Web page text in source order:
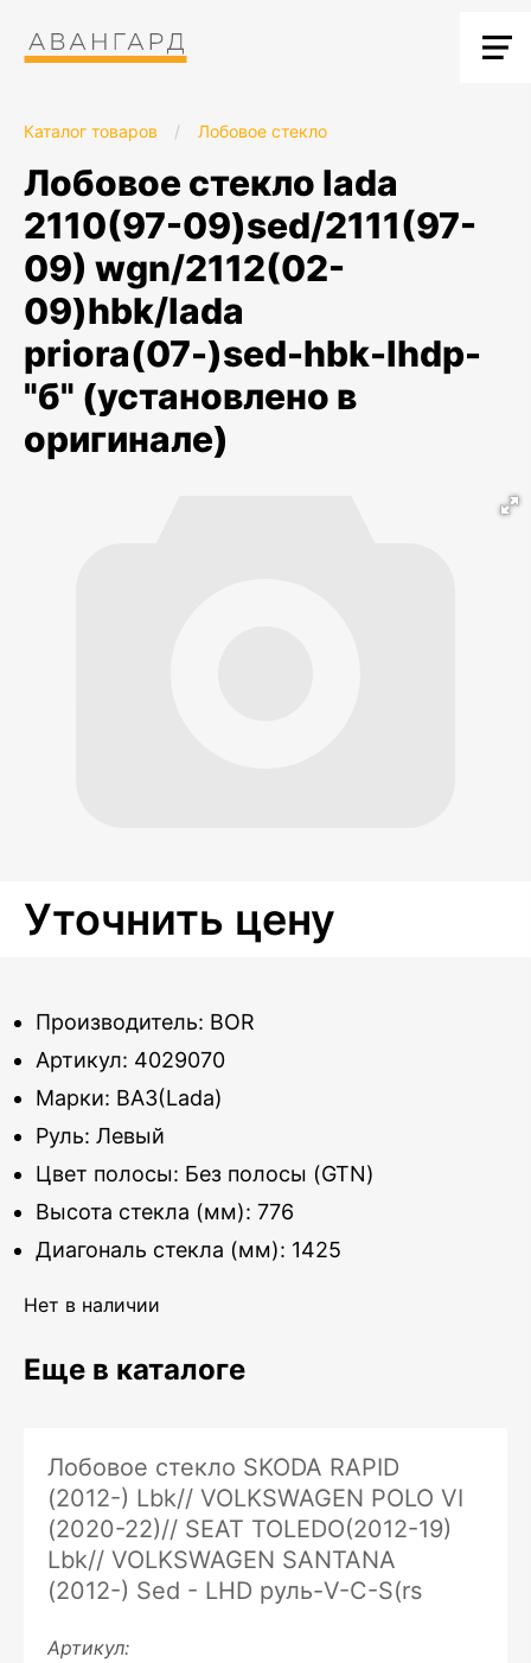
Каталог товаров / Лобовое стекло
лобовое стекло lada
2110(97-09)sed/2111(97-
09) wgn/2112(02-
09)hbk/lada
priora(07-)sed-hbk-lhdр-
"б" (установлено в
оригинале)
Уточнить цену
Производитель: BOR
Артикул: 4029070
Марки: ВАЗ(Lada)
Руль: Левый
Цвет полосы: Без полосы (GTN)
Высота стекла (мм): 776
Диагональ стекла (мм): 1425
Нет в наличии
Еще в каталоге
Лобовое стекло SKODA RAPID
(2012-) Lbk// VOLKSWAGEN POLO VI
(2020-22)// SEAT TOLEDO(2012-19)
Lbk// VOLKSWAGEN SANTANA
(2012-) Sed - LHD руль-V-C-S(rs
Артикул: